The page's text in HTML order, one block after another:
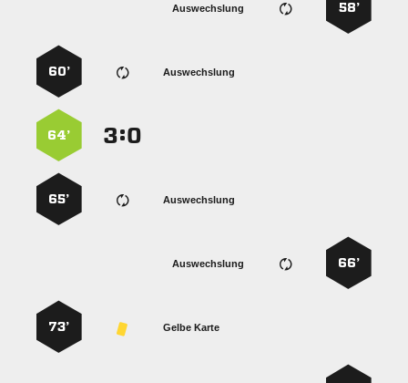
58’
Auswechslung
Auswechslung
60’
:
64’
Auswechslung
65’
66’
Auswechslung
Gelbe Karte
73’